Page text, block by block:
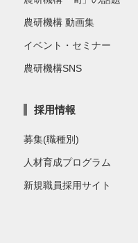
農研機構 動画集
イベント・セミナー
農研機構SNS
採用情報
募集(職種別)
人材育成プログラム
新規職員採用サイト